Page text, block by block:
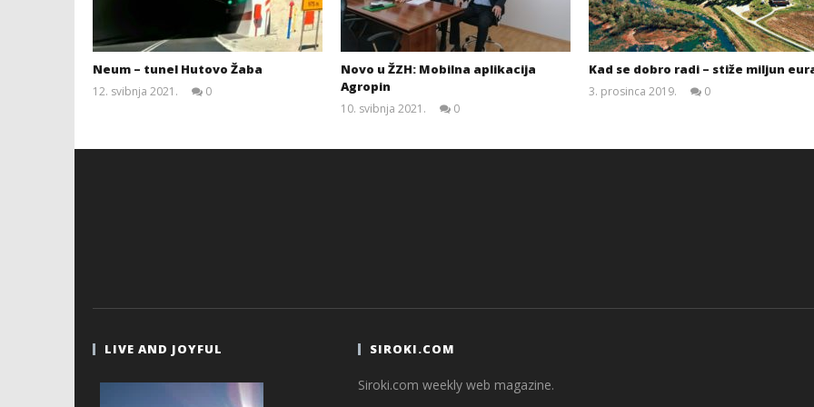
Neum – tunel Hutovo Žaba
12. svibnja 2021.
0
Novo u ŽZH: Mobilna aplikacija
Agropin
10. svibnja 2021.
0
Kad se dobro radi – stiže miljun
3. prosinca 2019.
0
LIVE AND JOYFUL SIROKI.COM
Siroki.com weekly web magazine.